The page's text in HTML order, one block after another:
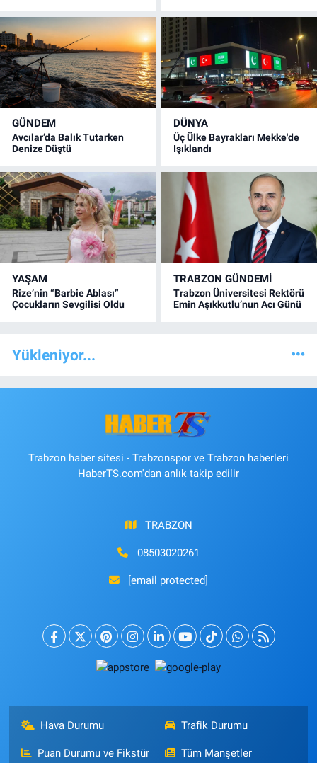
GÜNDEM
Avcılar’da Balık Tutarken
Denize Düştü
DÜNYA
Üç Ülke Bayrakları Mekke'de
Işıklandı
YAŞAM
Rize’nin “Barbie Ablası”
Çocukların Sevgilisi Oldu
TRABZON GÜNDEMİ
Trabzon Üniversitesi Rektörü
Emin Aşıkkutlu’nun Acı Günü
Yükleniyor...
Trabzon haber sitesi - Trabzonspor ve Trabzon haberleri
HaberTS.com'dan anlık takip edilir
TRABZON
08503020261
[email protected]
Hava Durumu Trafik Durumu
Puan Durumu ve Fikstür Tüm Manşetler